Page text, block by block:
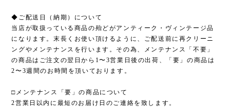
◆ご配送日（納期）について
当店が取扱っている商品の殆どがアンティーク・ヴィンテージ品
になります。末長くお使い頂けるように、ご配送前に再クリーニ
ングやメンテナンスを行います。その為、メンテナンス「不要」
の商品はご注文の翌日から1〜3営業日後の出荷、「要」の商品は
2〜3週間のお時間を頂いております。
□メンテナンス「要」の商品について
2営業日以内に最短のお届け日のご連絡を致します。